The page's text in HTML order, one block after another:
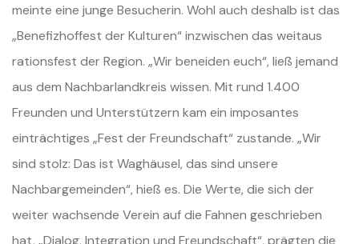
meinte eine junge Besucherin. Wohl auch deshalb ist das
„Benefizhoffest der Kulturen“ inzwischen das weitaus
rationsfest der Region. „Wir beneiden euch“, ließ jemand
aus dem Nachbarlandkreis wissen. Mit rund 1.400
Freunden und Unterstützern kam ein imposantes
einträchtiges „Fest der Freundschaft“ zustande. „Wir
sind stolz: Das ist Waghäusel, das sind unsere
Nachbargemeinden“, hieß es. Die Werte, die sich der
weiter wachsende Verein auf die Fahnen geschrieben
hat, „Dialog, Integration und Freundschaft“, prägten die